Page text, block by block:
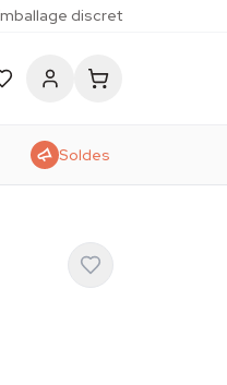
discret
Soldes